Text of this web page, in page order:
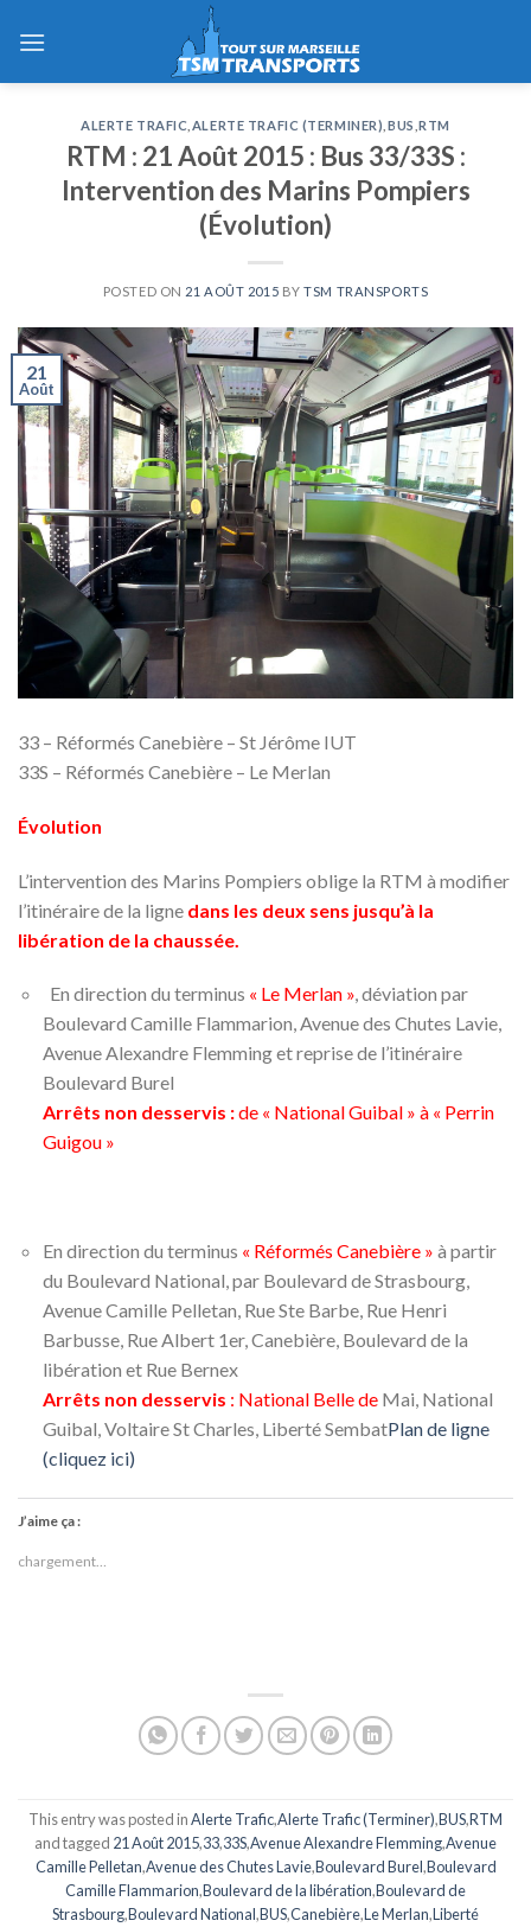
ALERTE TRAFIC ALERTE TRAFIC (TERMINER) BUS ,RTM
RTM : 21 Août 2015 : Bus 33/33S :
Intervention des Marins Pompiers
(Évolution)
POSTED ON 21 AOÛT 2015 BYTSM TRANSPORTS
21
Août
33 – Réformés Canebière – St Jérôme IUT
33S – Réformés Canebière – Le Merlan
Évolution
L’intervention des Marins Pompiers oblige la RTM à modifier
l’itinéraire de la ligne dans les deux sens jusqu’à la
libération de la chaussée.
En direction du terminus « Le Merlan », déviation par
Boulevard Camille Flammarion, Avenue des Chutes Lavie,
Avenue Alexandre Flemming et reprise de l’itinéraire
Boulevard Burel
Arrêts non desservis :de « National Guibal » à « Perrin
Guigou »
En direction du terminus « Réformés Canebière » à partir
du Boulevard National, par Boulevard de Strasbourg,
Avenue Camille Pelletan, Rue Ste Barbe, Rue Henri
Barbusse, Rue Albert 1er, Canebière, Boulevard de la
libération et Rue Bernex
Arrêts non desservis : National Belle deMai, National
Guibal, Voltaire St Charles, Liberté SembatPlan de ligne
(cliquez ici)
J’aime ça :
chargement…
This entry was posted inAlerte Trafic,Alerte Trafic (Terminer),BUS,RTM
and tagged 21 Août 2015,33,33S,Avenue Alexandre Flemming,Avenue
Camille Pelletan,Avenue des Chutes Lavie,Boulevard Burel,Boulevard
Camille Flammarion,Boulevard de la libération,Boulevard de
Strasbourg,Boulevard National,BUS,Canebière,Le Merlan,Liberté